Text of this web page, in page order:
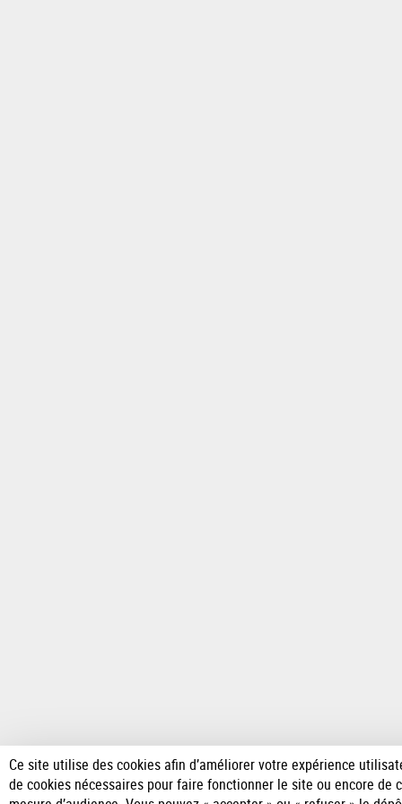
Ce site utilise des cookies afin d’améliorer votre expérience
de cookies nécessaires pour faire fonctionner le site ou encore de